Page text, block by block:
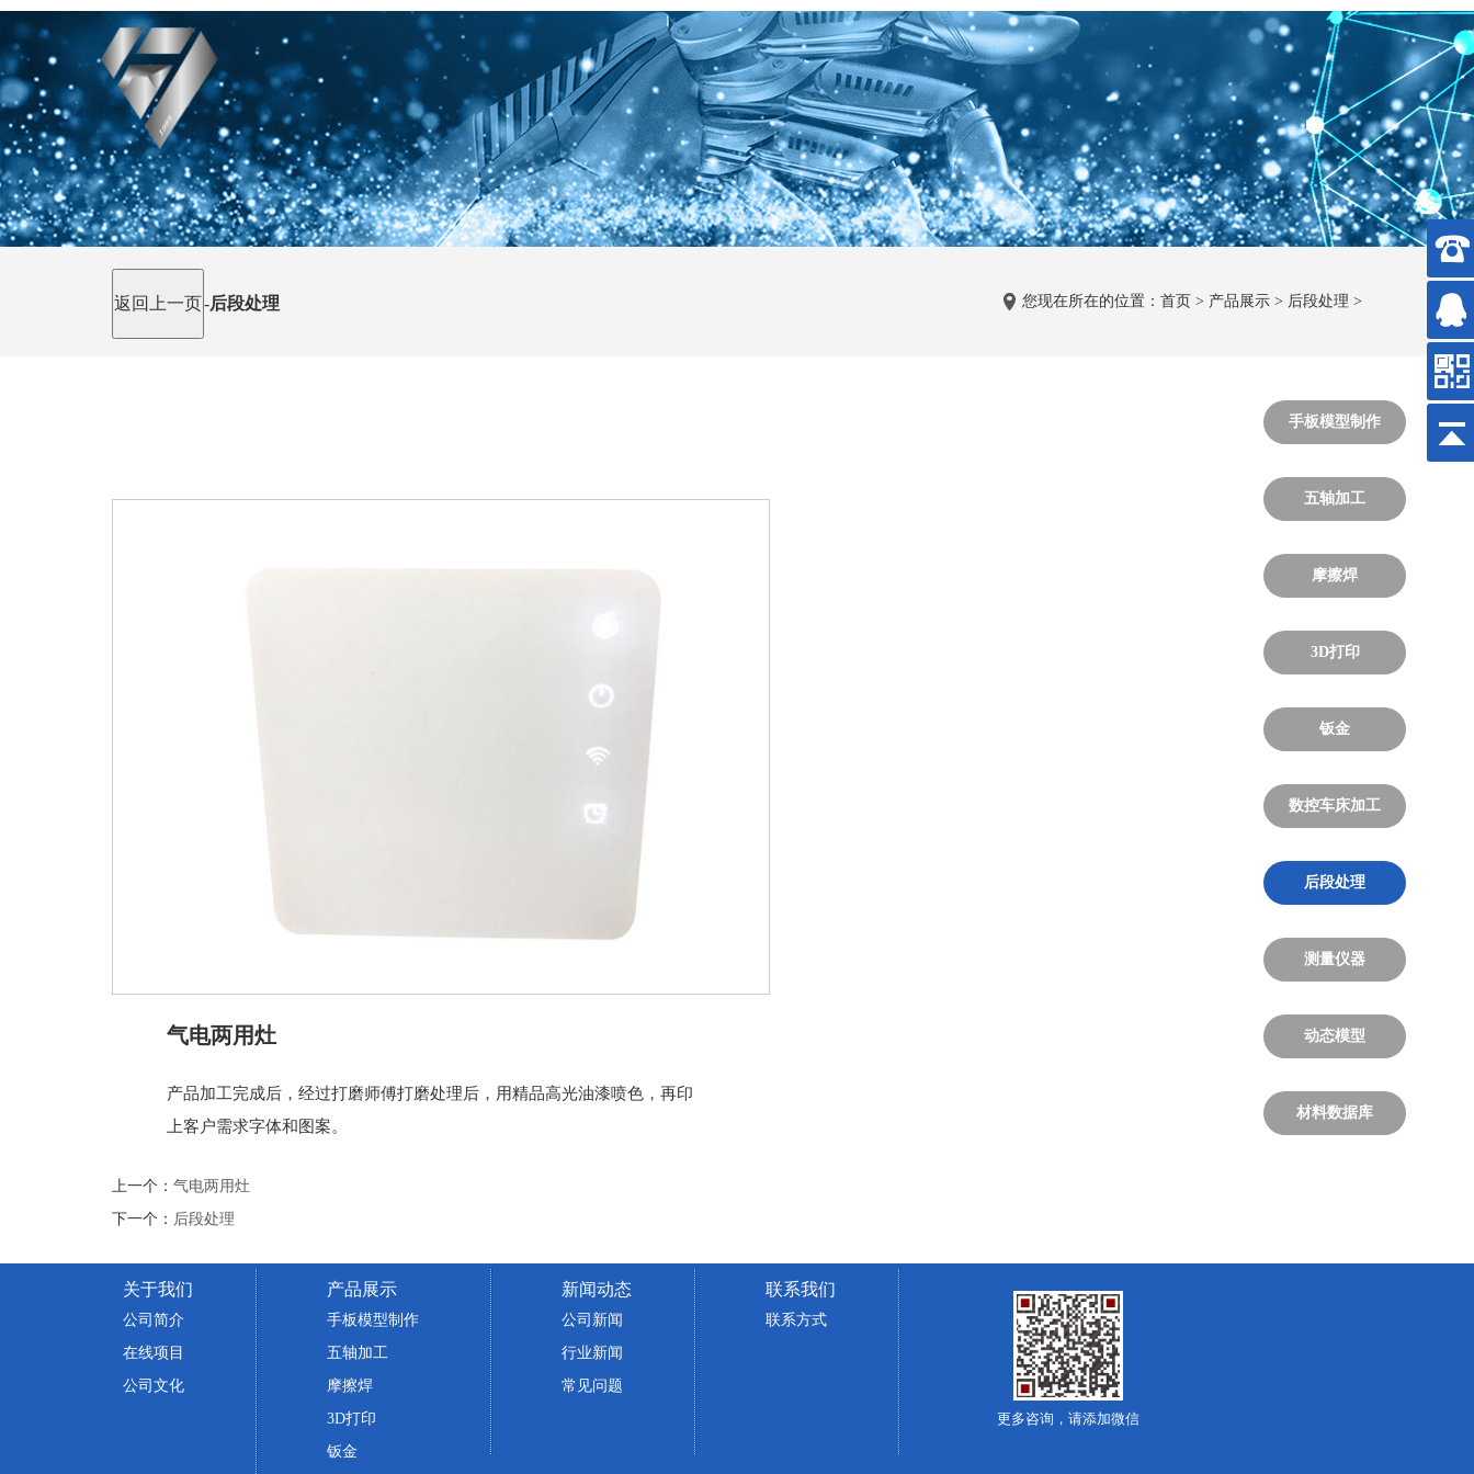
-后段处理 您现在所在的位置： 首页 > 产品展示 > 后段处理 >
手板模型制作
五轴加工
摩擦焊
3D打印
钣金
数控车床加工
后段处理
测量仪器
动态模型
材料数据库
气电两用灶
产品加工完成后，经过打磨师傅打磨处理后，用精品高光油漆喷色，再印
上客户需求字体和图案。
上一个： 气电两用灶
下一个： 后段处理
关于我们
公司简介
在线项目
公司文化
产品展示
手板模型制作
五轴加工
摩擦焊
3D打印
钣金
新闻动态
公司新闻
行业新闻
常见问题
联系我们
联系方式
更多咨询，请添加微信